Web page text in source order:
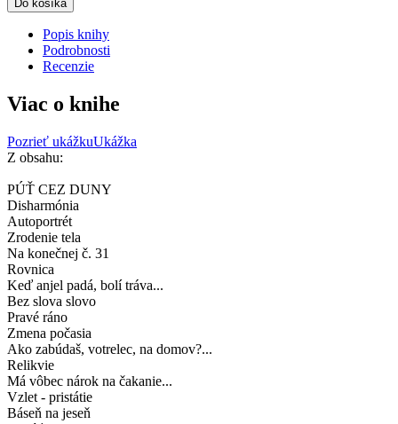
Do košíka
Popis knihy
Podrobnosti
Recenzie
Viac o knihe
Pozrieť ukážkuUkážka
Z obsahu:
PÚŤ CEZ DUNY
Disharmónia
Autoportrét
Zrodenie tela
Na konečnej č. 31
Rovnica
Keď anjel padá, bolí tráva...
Bez slova slovo
Pravé ráno
Zmena počasia
Ako zabúdaš, votrelec, na domov?...
Relikvie
Má vôbec nárok na čakanie...
Vzlet - pristátie
Báseň na jeseň